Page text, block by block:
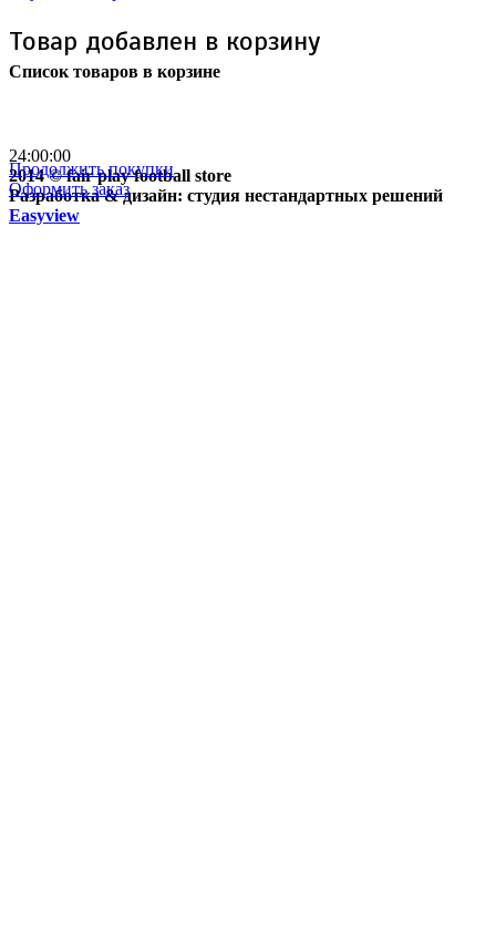
Товар добавлен в корзину
Список товаров в корзине
Продолжить покупки
Оформить заказ
24:00:00
2014 © fair play football store
Разработка & дизайн: студия нестандартных решений
Easyview